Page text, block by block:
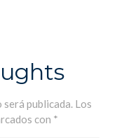
publicada. Los
con *